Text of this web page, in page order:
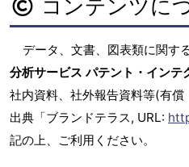
コンテンツに
データ、文書、図表類に関す
分析サービス パテント・インテ
社内資料、社外報告資料等(有
出典「ブランドテラス, URL:
記の上、ご利用ください。